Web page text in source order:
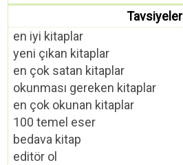
Tavsiyeler
en iyi kitaplar
yeni çıkan kitaplar
en çok satan kitaplar
okunması gereken kitaplar
en çok okunan kitaplar
100 temel eser
bedava kitap
editör ol